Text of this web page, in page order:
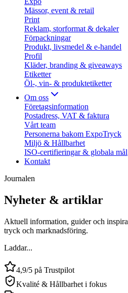
Mässor, event & retail
Print
Reklam, storformat & dekaler
Förpackningar
Produkt, livsmedel & e-handel
Profil
Kläder, branding & giveaways
Etiketter
Öl-, vin- & produktetiketter
Om oss
Företagsinformation
Postadress, VAT & faktura
Vårt team
Personerna bakom ExpoTryck
Miljö & Hållbarhet
ISO-certifieringar & globala mål
Kontakt
Journalen
Nyheter & artiklar
Aktuell information, guider och
tryck och marknadsföring.
Laddar...
4,9/5 på Trustpilot
Kvalité & Hållbarhet i fokus